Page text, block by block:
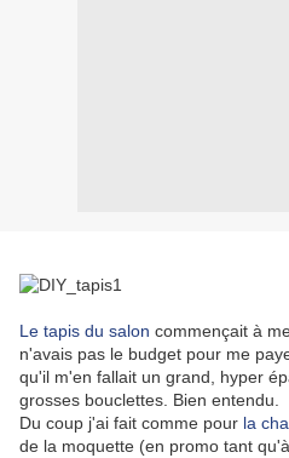
Le tapis du salon commençait à
n'avais pas le budget pour me
qu'il m'en fallait un grand, hyper
grosses bouclettes. Bien entendu.
Du coup j'ai fait comme pour la
de la moquette (en promo tant